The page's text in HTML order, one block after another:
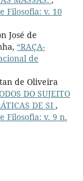
Filosofia: v. 10
José de
“RAÇA-
de
de Oliveira
DO SUJEITO
DE SI ,
Filosofia: v. 9 n.